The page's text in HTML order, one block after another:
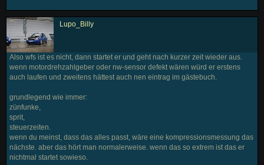
Lupo_Billy
Also wfs ist es nicht, dann startet er und geht nach kurzer zeit wieder aus.
wenn motordrehzahlgeber oder nw-sensor defekt wären würd er erstens
auch laufen und zweitens hättest auch nen eintrag im gästebuch.
grundlegend wie immer:
zünfunke,
sprit,
steuerzeiten.
wenn du meinst, dass das alles passt, wäre eine kompressionsmessung das
nächste. aber das hört man normalerweise. wenn das so extrem ist das er
nichtmal startet sowieso.